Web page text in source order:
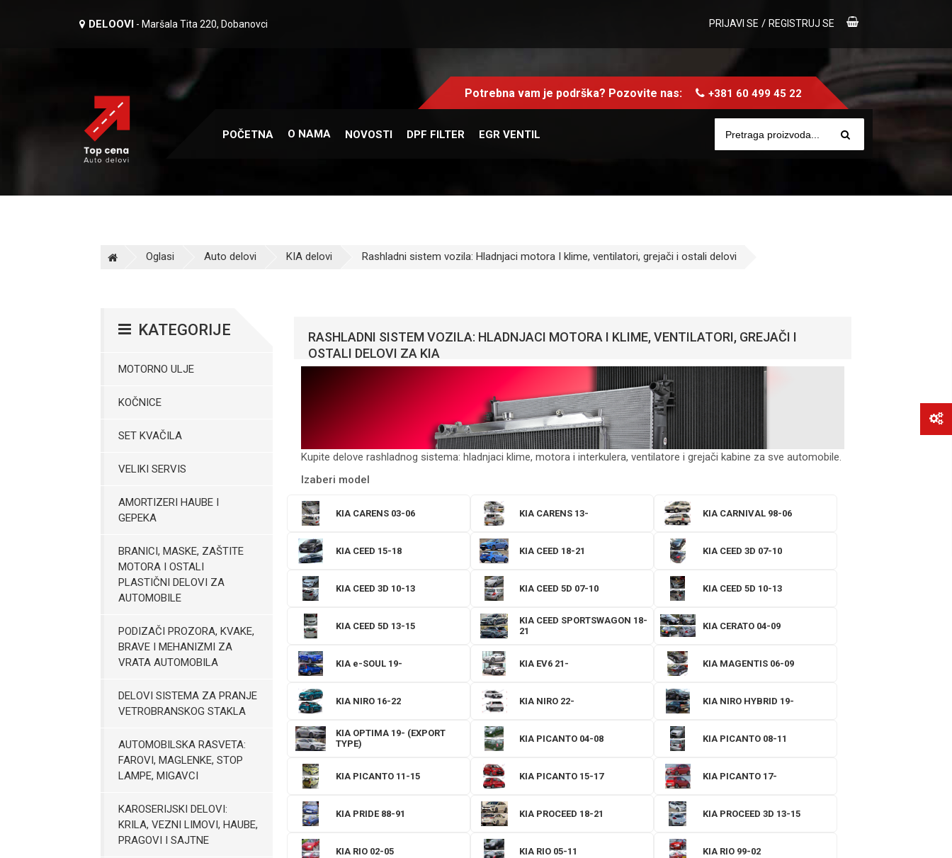
DELOOVI - Maršala Tita 220, Dobanovci PRIJAVI SE / REGISTRUJ SE
Potrebna vam je podrška? Pozovite nas: +381 60 499 45 22
POČETNA O NAMA NOVOSTI DPF FILTER EGR VENTIL
Oglasi Auto delovi KIA delovi Rashladni sistem vozila: Hladnjaci motora I klime, ventilatori, grejači i ostali delovi
KATEGORIJE
MOTORNO ULJE
KOČNICE
SET KVAČILA
VELIKI SERVIS
AMORTIZERI HAUBE I
GEPEKA
BRANICI, MASKE, ZAŠTITE
MOTORA I OSTALI
PLASTIČNI DELOVI ZA
AUTOMOBILE
PODIZAČI PROZORA, KVAKE,
BRAVE I MEHANIZMI ZA
VRATA AUTOMOBILA
DELOVI SISTEMA ZA PRANJE
VETROBRANSKOG STAKLA
AUTOMOBILSKA RASVETA:
FAROVI, MAGLENKE, STOP
LAMPE, MIGAVCI
KAROSERIJSKI DELOVI:
KRILA, VEZNI LIMOVI, HAUBE,
PRAGOVI I SAJTNE
RASHLADNI SISTEM VOZILA: HLADNJACI MOTORA I KLIME, VENTILATORI, GREJAČI I
OSTALI DELOVI ZA KIA
Kupite delove rashladnog sistema: hladnjaci klime, motora i interkulera, ventilatore i grejači kabine za sve automobile.
Izaberi model
KIA CARENS 03-06 KIA CARENS 13- KIA CARNIVAL 98-06
KIA CEED 15-18 KIA CEED 18-21 KIA CEED 3D 07-10
KIA CEED 3D 10-13 KIA CEED 5D 07-10 KIA CEED 5D 10-13
KIA CEED 5D 13-15
KIA CEED SPORTSWAGON 18-
21
KIA CERATO 04-09
KIA e-SOUL 19- KIA EV6 21- KIA MAGENTIS 06-09
KIA NIRO 16-22 KIA NIRO 22- KIA NIRO HYBRID 19-
KIA OPTIMA 19- (EXPORT
TYPE)
KIA PICANTO 04-08 KIA PICANTO 08-11
KIA PICANTO 11-15 KIA PICANTO 15-17 KIA PICANTO 17-
KIA PRIDE 88-91 KIA PROCEED 18-21 KIA PROCEED 3D 13-15
KIA RIO 02-05 KIA RIO 05-11 KIA RIO 99-02